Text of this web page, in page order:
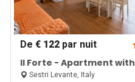
De€ 122 par nuit
Il Forte - Apartment with
Balcony
Sestri Levante, Italy